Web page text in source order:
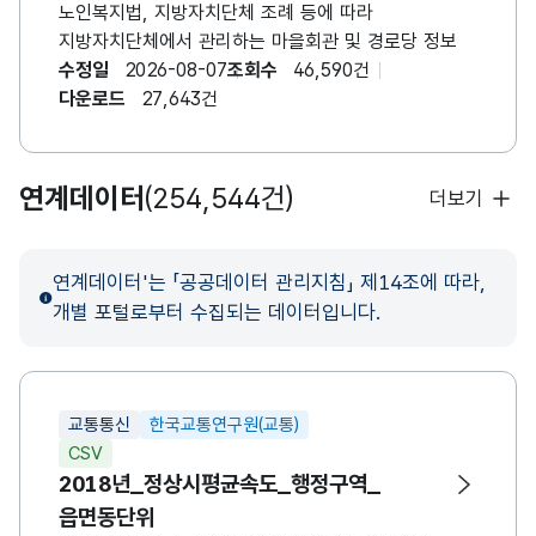
노인복지법, 지방자치단체 조례 등에 따라
지방자치단체에서 관리하는 마을회관 및 경로당 정보
수정일
2026-08-07조회수
46,590건
다운로드
27,643건
연계데이터 (254,544건) 더보기
연계데이터'는 「공공데이터 관리지침」 제14조에 따라,
개별 포털로부터 수집되는 데이터입니다.
교통통신
한국교통연구원(교통)
CSV
2018년_정상시평균속도_행정구역_
읍면동단위